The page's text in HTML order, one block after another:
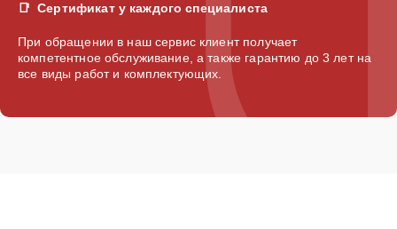
Сертификат у каждого специалиста
При обращении в наш сервис клиент получает
компетентное обслуживание, а также гарантию до 3 лет на
все виды работ и комплектующих.